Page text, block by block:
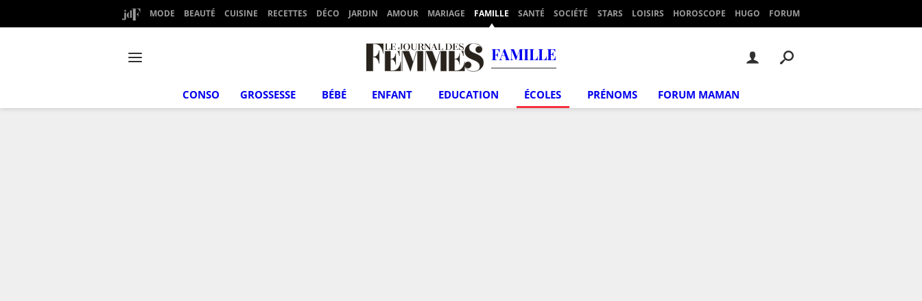
MODE BEAUTÉ CUISINE RECETTES DÉCO JARDIN AMOUR MARIAGE FAMILLE SANTÉ SOCIÉTÉ STARS LOISIRS HOROSCOPE HUGO FORUM
FAMILLE
CONSO GROSSESSE BÉBÉ ENFANT EDUCATION ÉCOLES PRÉNOMS FORUM MAMAN